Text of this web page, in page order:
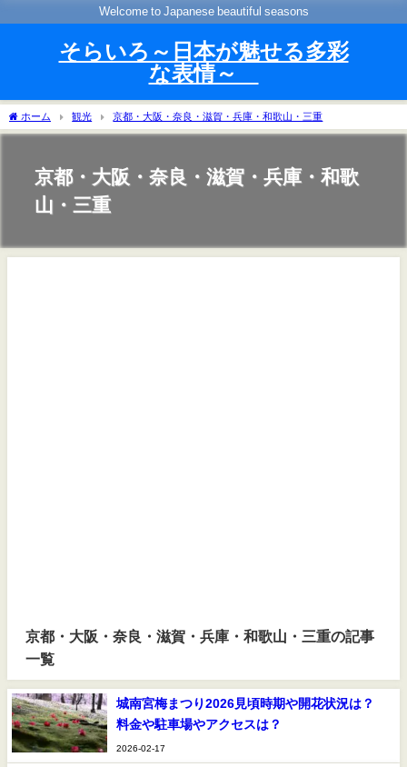
Welcome to Japanese beautiful seasons
そらいろ～日本が魅せる多彩
な表情～
ホーム 観光 京都・大阪・奈良・滋賀・兵庫・和歌山・三重
京都・大阪・奈良・滋賀・兵庫・和歌
山・三重
京都・大阪・奈良・滋賀・兵庫・和歌山・三重の記事
一覧
城南宮梅まつり2026見頃時期や開花状況は？
料金や駐車場やアクセスは？
2026-02-17